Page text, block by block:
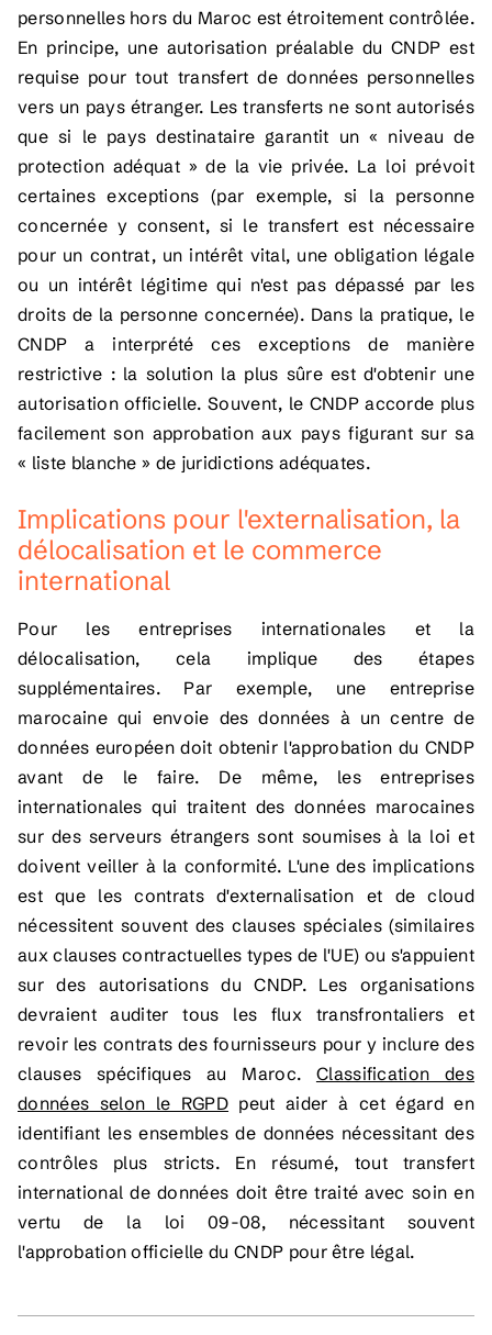
personnelles hors du Maroc est étroitement contrôlée.
En principe, une autorisation préalable du CNDP est
requise pour tout transfert de données personnelles
vers un pays étranger. Les transferts ne sont autorisés
que si le pays destinataire garantit un « niveau de
protection adéquat » de la vie privée. La loi prévoit
certaines exceptions (par exemple, si la personne
concernée y consent, si le transfert est nécessaire
pour un contrat, un intérêt vital, une obligation légale
ou un intérêt légitime qui n'est pas dépassé par les
droits de la personne concernée). Dans la pratique, le
CNDP a interprété ces exceptions de manière
restrictive : la solution la plus sûre est d'obtenir une
autorisation officielle. Souvent, le CNDP accorde plus
facilement son approbation aux pays figurant sur sa
« liste blanche » de juridictions adéquates.
Implications pour l'externalisation, la
délocalisation et le commerce
international
Pour les entreprises internationales et la
délocalisation, cela implique des étapes
supplémentaires. Par exemple, une entreprise
marocaine qui envoie des données à un centre de
données européen doit obtenir l'approbation du CNDP
avant de le faire. De même, les entreprises
internationales qui traitent des données marocaines
sur des serveurs étrangers sont soumises à la loi et
doivent veiller à la conformité. L'une des implications
est que les contrats d'externalisation et de cloud
nécessitent souvent des clauses spéciales (similaires
aux clauses contractuelles types de l'UE) ou s'appuient
sur des autorisations du CNDP. Les organisations
devraient auditer tous les flux transfrontaliers et
revoir les contrats des fournisseurs pour y inclure des
clauses spécifiques au Maroc. Classification des
données selon le RGPD peut aider à cet égard en
identifiant les ensembles de données nécessitant des
contrôles plus stricts. En résumé, tout transfert
international de données doit être traité avec soin en
vertu de la loi 09-08, nécessitant souvent
l'approbation officielle du CNDP pour être légal.